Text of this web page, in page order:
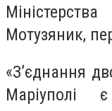
Мотузяник,
«З’єднання
Маріуполі